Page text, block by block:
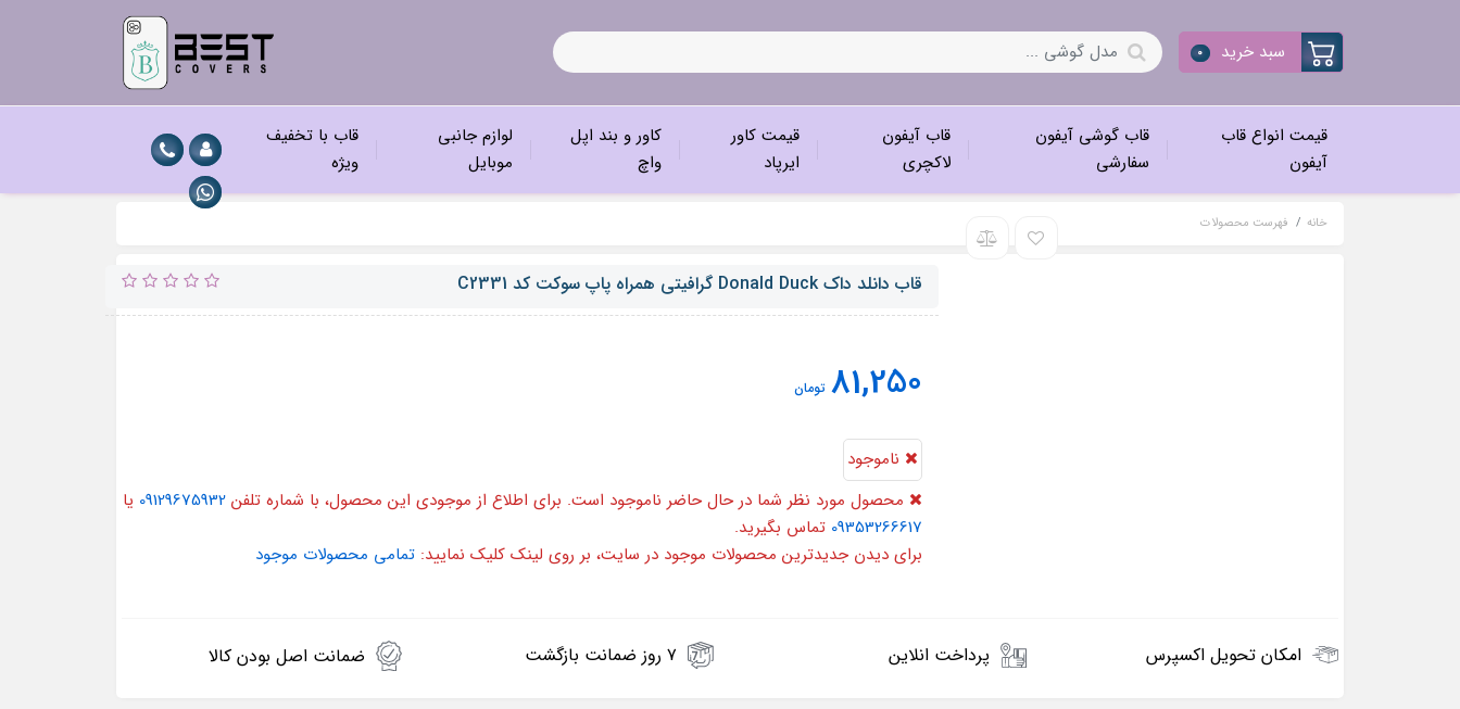
سبد خرید 0
قیمت انواع قاب
آیفون
قاب گوشی آیفون
سفارشی
قاب آیفون
لاکچری
قیمت کاور
ایرپاد
کاور و بند اپل
واچ
لوازم جانبی
موبایل
قاب با تخفیف
ویژه
خانه فهرست محصولات
قاب دانلد داک Donald Duck گرافیتی همراه پاپ سوکت کد C2331
81,250 تومان
ناموجود
محصول مورد نظر شما در حال حاضر ناموجود است. برای اطلاع از موجودی این محصول، با شماره تلفن09129675932 یا
09353266617 تماس بگیرید.
برای دیدن جدیدترین محصولات موجود در سایت، بر روی لینک کلیک نمایید:تمامی محصولات موجود
امکان تحویل اکسپرس پرداخت انلاین ۷ روز ضمانت بازگشت ضمانت اصل بودن کالا